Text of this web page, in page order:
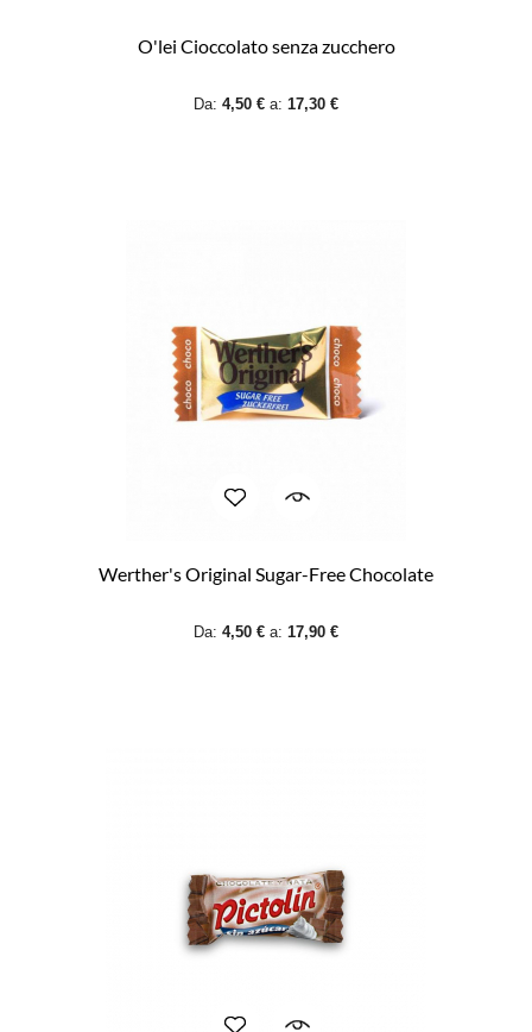
O'lei Cioccolato senza zucchero
Da: 4,50 € a: 17,30 €
Werther's Original Sugar-Free Chocolate
Da: 4,50 € a: 17,90 €